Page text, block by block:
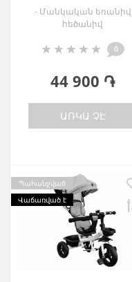
- Մանկական եռանիվ
հեծանիվ
0
44 900 ֏
ԱՌԿԱ ՉԷ
Պահանջված
Վաճառված է